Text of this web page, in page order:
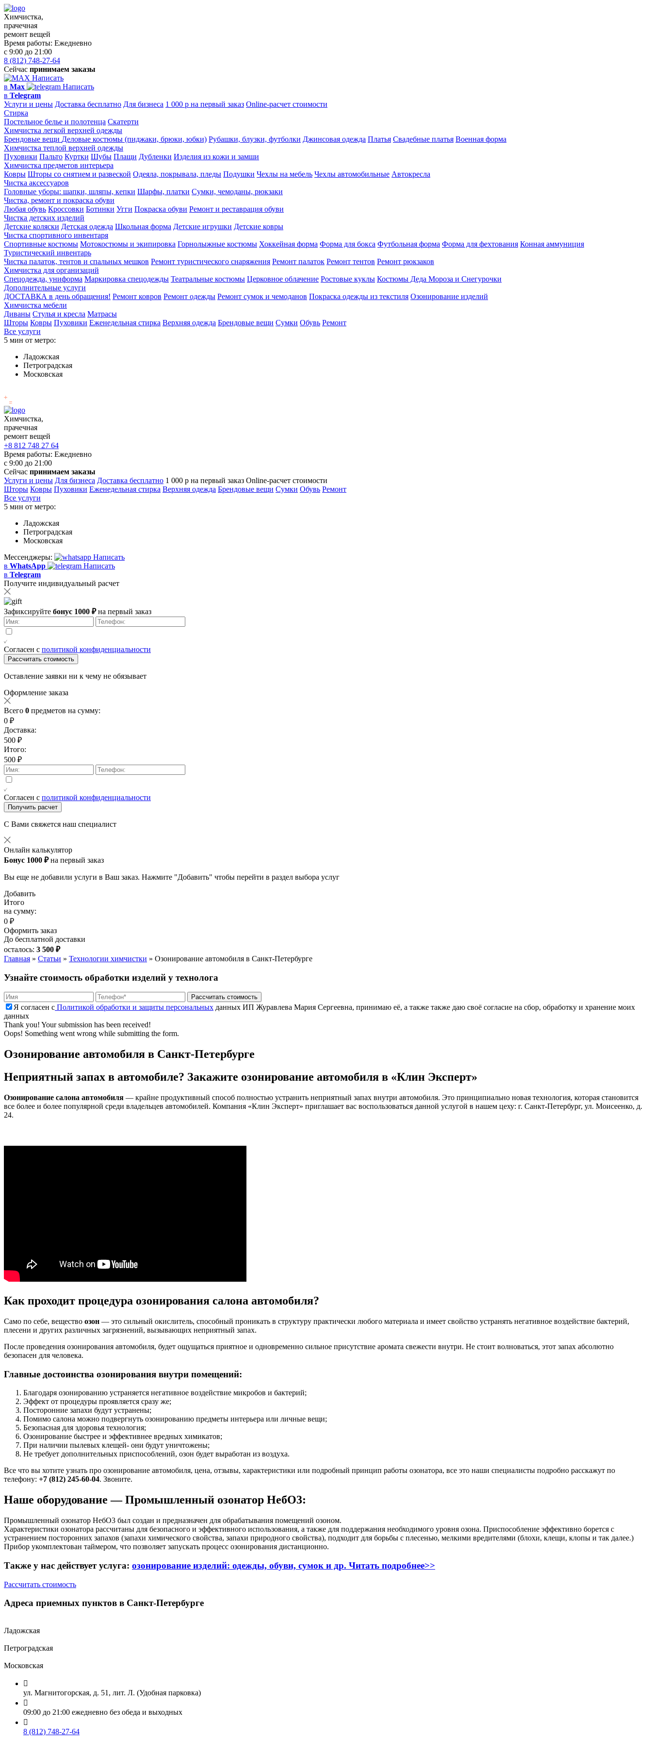
Химчистка,
прачечная
ремонт вещей
Время работы: Ежедневно
с 9:00 до 21:00
8 (812) 748-27-64
Сейчас принимаем заказы
Написать
в Max
Написать
в Telegram
Услуги и цены Доставка бесплатно Для бизнеса 1 000 р на первый заказ Online-расчет стоимости
Стирка
Постельное белье и полотенца Скатерти
Химчистка легкой верхней одежды
Брендовые вещи Деловые костюмы (пиджаки, брюки, юбки) Рубашки, блузки, футболки Джинсовая одежда Платья Свадебные платья Военная форма
Химчистка теплой верхней одежды
Пуховики Пальто Куртки Шубы Плащи Дубленки Изделия из кожи и замши
Химчистка предметов интерьера
Ковры Шторы со снятием и развеской Одеяла, покрывала, пледы Подушки Чехлы на мебель Чехлы автомобильные Автокресла
Чистка аксессуаров
Головные уборы: шапки, шляпы, кепки Шарфы, платки Сумки, чемоданы, рюкзаки
Чистка, ремонт и покраска обуви
Любая обувь Кроссовки Ботинки Угги Покраска обуви Ремонт и реставрация обуви
Чистка детских изделий
Детские коляски Детская одежда Школьная форма Детские игрушки Детские ковры
Чистка спортивного инвентаря
Спортивные костюмы Мотокостюмы и экипировка Горнолыжные костюмы Хоккейная форма Форма для бокса Футбольная форма Форма для фехтования Конная аммуниция
Туристический инвентарь
Чистка палаток, тентов и спальных мешков Ремонт туристического снаряжения Ремонт палаток Ремонт тентов Ремонт рюкзаков
Химчистка для организаций
Спецодежда, униформа Маркировка спецодежды Театральные костюмы Церковное облачение Ростовые куклы Костюмы Деда Мороза и Снегурочки
Дополнительные услуги
ДОСТАВКА в день обращения! Ремонт ковров Ремонт одежды Ремонт сумок и чемоданов Покраска одежды из текстиля Озонирование изделий
Химчистка мебели
Диваны Стулья и кресла Матрасы
Шторы Ковры Пуховики Еженедельная стирка Верхняя одежда Брендовые вещи Сумки Обувь Ремонт
Все услуги
5 мин от метро:
Ладожская
Петроградская
Московская
Химчистка,
прачечная
ремонт вещей
+8 812 748 27 64
Время работы: Ежедневно
с 9:00 до 21:00
Сейчас принимаем заказы
Услуги и цены Для бизнеса Доставка бесплатно 1 000 р на первый заказ Online-расчет стоимости
Шторы Ковры Пуховики Еженедельная стирка Верхняя одежда Брендовые вещи Сумки Обувь Ремонт
Все услуги
5 мин от метро:
Ладожская
Петроградская
Московская
Мессенджеры:
Написать
в WhatsApp
Написать
в Telegram
Получите индивидуальный расчет
Зафиксируйте бонус 1000 ₽на первый заказ
Согласен с политикой конфиденциальности
Рассчитать стоимость
Оставление заявки ни к чему не обязывает
Оформление заказа
Всего 0 предметов на сумму:
0 ₽
Доставка:
500 ₽
Итого:
500 ₽
Согласен с политикой конфиденциальности
Получить расчет
С Вами свяжется наш специалист
Онлайн калькулятор
Бонус 1000 ₽на первый заказ
Вы еще не добавили услуги в Ваш заказ. Нажмите "Добавить" чтобы перейти в раздел выбора услуг
Добавить
Итого
на сумму:
0 ₽
Оформить заказ
До бесплатной доставки
осталось: 3 500 ₽
Главная » Статьи » Технологии химчистки » Озонирование автомобиля в Санкт-Петербурге
Узнайте стоимость обработки изделий у технолога
Я согласен с Политикой обработки и защиты персональных данных ИП Журавлева Мария Сергеевна, принимаю её, а также также даю своё согласие на сбор, обработку и хранение моих
данных
Thank you! Your submission has been received!
Oops! Something went wrong while submitting the form.
Озонирование автомобиля в Санкт-Петербурге
Неприятный запах в автомобиле? Закажите озонирование автомобиля в «Клин Эксперт»
Озонирование салона автомобиля — крайне продуктивный способ полностью устранить неприятный запах внутри автомобиля. Это принципиально новая технология, которая становится
все более и более популярной среди владельцев автомобилей. Компания «Клин Эксперт» приглашает вас воспользоваться данной услугой в нашем цеху: г. Санкт-Петербург, ул. Моисеенко, д.
24.
Как проходит процедура озонирования салона автомобиля?
Само по себе, вещество озон — это сильный окислитель, способный проникать в структуру практически любого материала и имеет свойство устранять негативное воздействие бактерий,
плесени и других различных загрязнений, вызывающих неприятный запах.
После проведения озонирования автомобиля, будет ощущаться приятное и одновременно сильное присутствие аромата свежести внутри. Не стоит волноваться, этот запах абсолютно
безопасен для человека.
Главные достоинства озонирования внутри помещений:
Благодаря озонированию устраняется негативное воздействие микробов и бактерий;
Эффект от процедуры проявляется сразу же;
Посторонние запахи будут устранены;
Помимо салона можно подвергнуть озонированию предметы интерьера или личные вещи;
Безопасная для здоровья технология;
Озонирование быстрее и эффективнее вредных химикатов;
При наличии пылевых клещей- они будут уничтожены;
Не требует дополнительных приспособлений, озон будет выработан из воздуха.
Все что вы хотите узнать про озонирование автомобиля, цена, отзывы, характеристики или подробный принцип работы озонатора, все это наши специалисты подробно расскажут по
телефону: +7 (812) 245-60-04. Звоните.
Наше оборудование — Промышленный озонатор НебО3:
Промышленный озонатор НебО3 был создан и предназначен для обрабатывания помещений озоном.
Характеристики озонатора рассчитаны для безопасного и эффективного использования, а также для поддержания необходимого уровня озона. Приспособление эффективно борется с
устранением посторонних запахов (запахи химического свойства, запахи природного свойства), подходит для борьбы с плесенью, мелкими вредителями (блохи, клещи, клопы и так далее.)
Прибор укомплектован таймером, что позволяет запускать процесс озонирования дистанционно.
Также у нас действует услуга: озонирование изделий: одежды, обуви, сумок и др. Читать подробнее>>
Рассчитать стоимость
Адреса приемных пунктов в Санкт-Петербурге
Ладожская
Петроградская
Московская

ул. Магнитогорская, д. 51, лит. Л. (Удобная парковка)

09:00 до 21:00 ежедневно без обеда и выходных

8 (812) 748-27-64